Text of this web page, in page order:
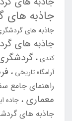
جاذبه های
جاذبه های
جاذبه های
کندی
آرامگاه تاریخی
راهنمای جامع
معماری
جاده
جاذبه های